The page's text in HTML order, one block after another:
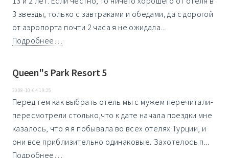
3 звезды, только с завтраками и обедами, да с дорогой
от аэропорта почти 2 часа я не ожидала...
Подробнее…
Queen"s Park Resort 5
2008-10-04 19:25
Перед тем как выбрать отель мы с мужем перечитали-
пересмотрели столько,что к дате начала поездки мне
казалось, что я я побывала во всех отелях Турции, и
они все приблизительно одинаковые. Захотелось п...
Подробнее…